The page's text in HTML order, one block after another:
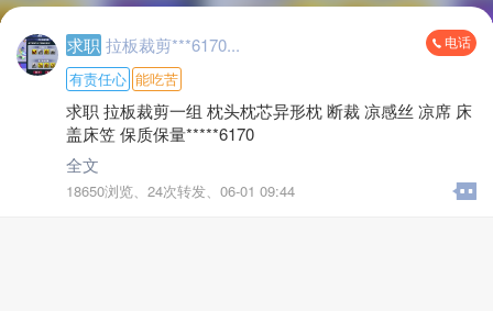
求职 拉板裁剪***6170... 电话
有责任心 能吃苦
求职 拉板裁剪一组 枕头枕芯异形枕 断裁 凉感丝 凉席 床
盖床笠 保质保量*****6170
全文
18650浏览、 24次转发、 06-01 09:44